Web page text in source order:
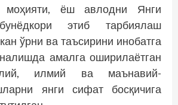
моҳияти, ёш авлодни Янги
этиб тарбиялаш
ўрни ва таъсирини инобатга
амалга оширилаётган
илмий ва маънавий-
янги сифат босқичига